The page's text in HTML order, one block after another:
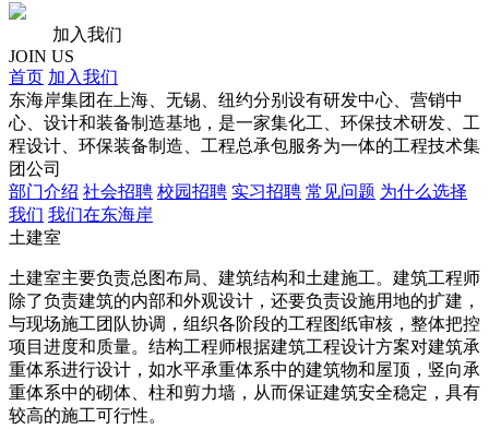
加入我们
JOIN US
首页 加入我们
东海岸集团在上海、无锡、纽约分别设有研发中心、营销中
心、设计和装备制造基地，是一家集化工、环保技术研发、工
程设计、环保装备制造、工程总承包服务为一体的工程技术集
团公司
部门介绍 社会招聘 校园招聘 实习招聘 常见问题 为什么选择
我们 我们在东海岸
土建室
土建室主要负责总图布局、建筑结构和土建施工。建筑工程师
除了负责建筑的内部和外观设计，还要负责设施用地的扩建，
与现场施工团队协调，组织各阶段的工程图纸审核，整体把控
项目进度和质量。结构工程师根据建筑工程设计方案对建筑承
重体系进行设计，如水平承重体系中的建筑物和屋顶，竖向承
重体系中的砌体、柱和剪力墙，从而保证建筑安全稳定，具有
较高的施工可行性。